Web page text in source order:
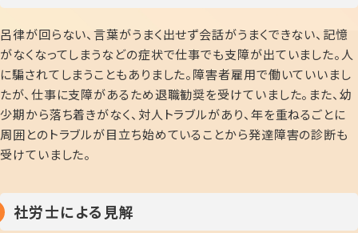
呂律が回らない、言葉がうまく出せず会話がうまくできない、記憶
がなくなってしまうなどの症状で仕事でも支障が出ていました。人
に騙されてしまうこともありました。障害者雇用で働いていいまし
たが、仕事に支障があるため退職勧奨を受けていました。また、幼
少期から落ち着きがなく、対人トラブルがあり、年を重ねるごとに
周囲とのトラブルが目立ち始めていることから発達障害の診断も
受けていました。
社労士による見解